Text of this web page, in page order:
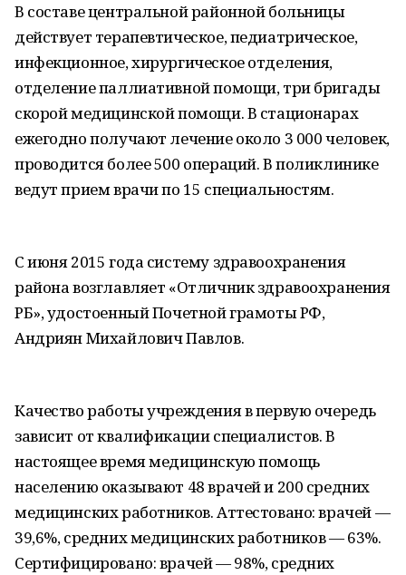
В составе центральной районной больницы
действует терапевтическое, педиатрическое,
инфекционное, хирургическое отделения,
отделение паллиативной помощи, три бригады
скорой медицинской помощи. В стационарах
ежегодно получают лечение около 3 000 человек,
проводится более 500 операций. В поликлинике
ведут прием врачи по 15 специальностям.
С июня 2015 года систему здравоохранения
района возглавляет «Отличник здравоохранения
РБ», удостоенный Почетной грамоты РФ,
Андриян Михайлович Павлов.
Качество работы учреждения в первую очередь
зависит от квалификации специалистов. В
настоящее время медицинскую помощь
населению оказывают 48 врачей и 200 средних
медицинских работников. Аттестовано: врачей —
39,6%, средних медицинских работников — 63%.
Сертифицировано: врачей — 98%, средних